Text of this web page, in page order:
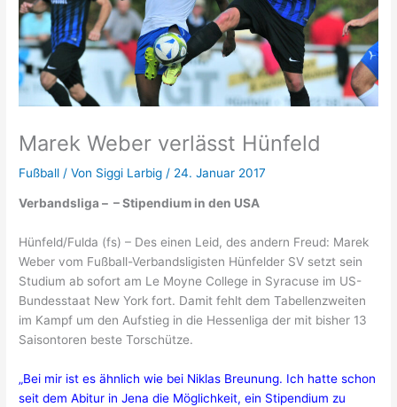
Marek Weber verlässt Hünfeld
Fußball / Von Siggi Larbig / 24. Januar 2017
Verbandsliga – – Stipendium in den USA
Hünfeld/Fulda (fs) – Des einen Leid, des andern Freud: Marek
Weber vom Fußball-Verbandsligisten Hünfelder SV setzt sein
Studium ab sofort am Le Moyne College in Syracuse im US-
Bundesstaat New York fort. Damit fehlt dem Tabellenzweiten
im Kampf um den Aufstieg in die Hessenliga der mit bisher 13
Saisontoren beste Torschütze.
„Bei mir ist es ähnlich wie bei Niklas Breunung. Ich hatte schon
seit dem Abitur in Jena die Möglichkeit, ein Stipendium zu